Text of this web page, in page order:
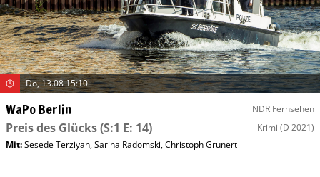
Do, 13.08 15:10
WaPo Berlin NDR Fernsehen
Preis des Glücks(S:1 E: 14) Krimi (D 2021)
Mit:Sesede Terziyan,Sarina Radomski,Christoph Grunert